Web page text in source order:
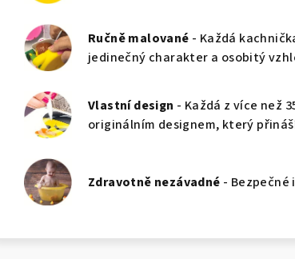
Ručně malované - Každá
jedinečný charakter a osobitý
Vlastní design - Každá z více než
originálním designem, který
Zdravotně nezávadné -